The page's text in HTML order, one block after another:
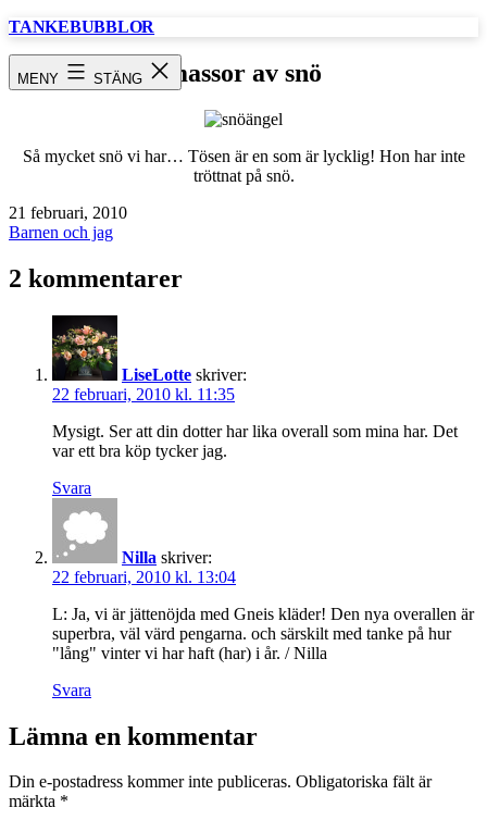
Hoppa
TANKEBUBBLOR
MENY STÄNG massor av snö
Så mycket snö vi har… Tösen är en som är lycklig! Hon har inte
tröttnat på snö.
Publicerat
den
21 februari, 2010
Kategoriserat
Barnen och jag
2 kommentarer
LiseLotte skriver:
22 februari, 2010 kl. 11:35
Mysigt. Ser att din dotter har lika overall som mina har. Det
var ett bra köp tycker jag.
Svara
Nilla skriver:
22 februari, 2010 kl. 13:04
L: Ja, vi är jättenöjda med Gneis kläder! Den nya overallen är
superbra, väl värd pengarna. och särskilt med tanke på hur
"lång" vinter vi har haft (har) i år. / Nilla
Svara
Lämna en kommentar
Din e-postadress kommer inte publiceras. Obligatoriska fält är
märkta *